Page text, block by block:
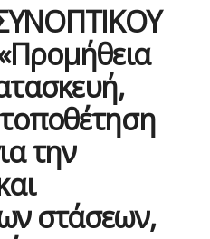
την
στάσεων,